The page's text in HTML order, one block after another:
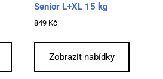
Senior L+XL 15 kg
849 Kč
Zobrazit nabídky